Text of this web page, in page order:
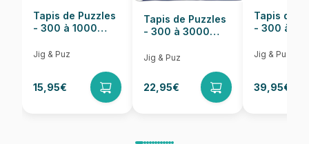
Tapis de Puzzles
- 300 à 1000
Jig & Puz
15,95€
Tapis de Puzzles
- 300 à 3000
Jig & Puz
22,95€
Tapis de
- 300 à
Jig & Puz
39,95€